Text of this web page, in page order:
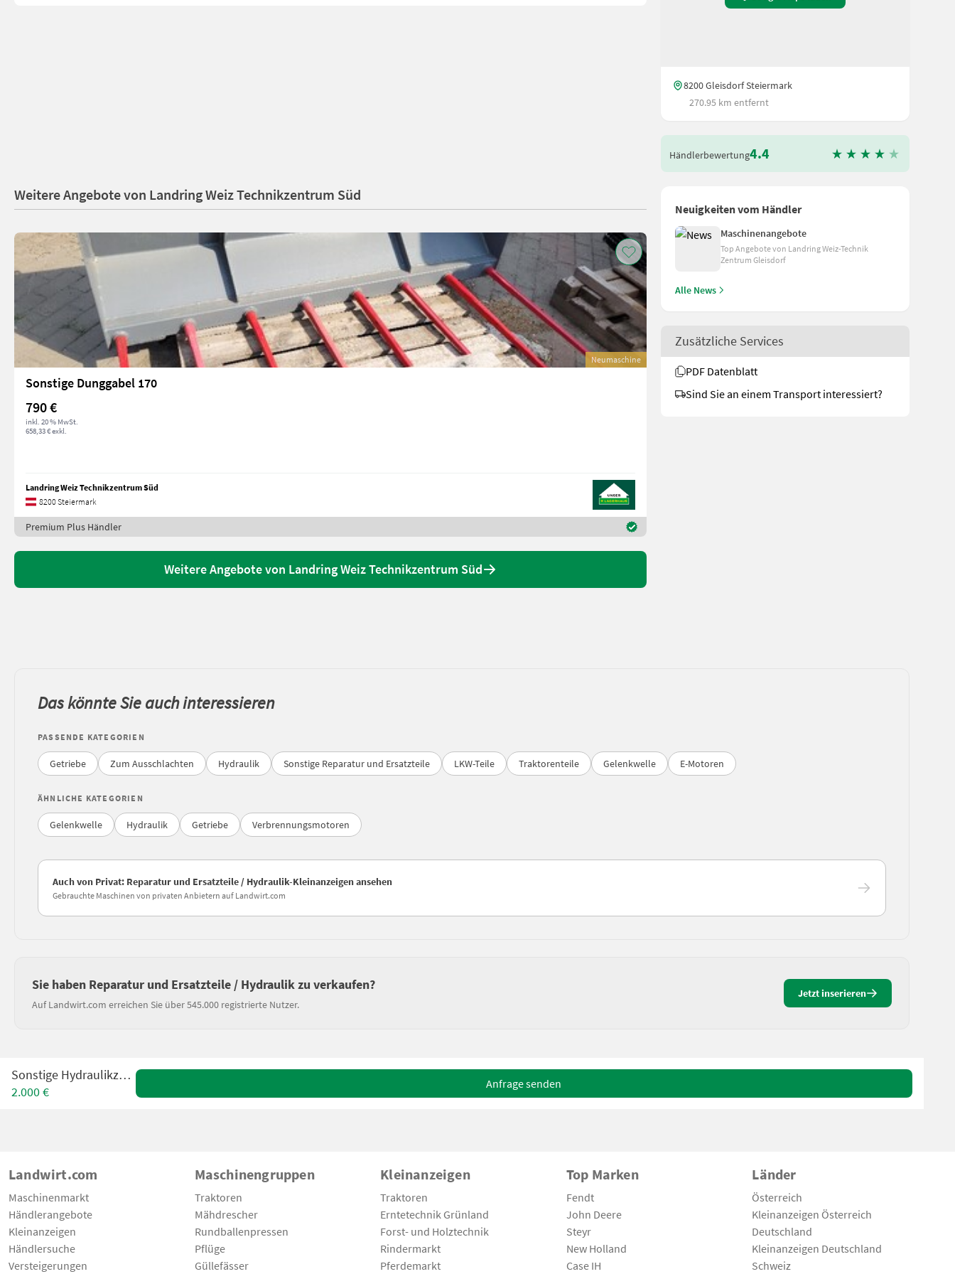
8200 Gleisdorf Steiermark
270.95 km entfernt
Händlerbewertung4.4
Neuigkeiten vom Händler
Maschinenangebote
Top Angebote von Landring Weiz-Technik
Zentrum Gleisdorf
Alle News
Zusätzliche Services
PDF Datenblatt
Sind Sie an einem Transport interessiert?
Weitere Angebote von Landring Weiz Technikzentrum Süd
Neumaschine
Sonstige Dunggabel 170
790 €
inkl. 20 % MwSt.
658,33 € exkl.
Landring Weiz Technikzentrum Süd
8200 Steiermark
Premium Plus Händler
Stiga XHT 240 4WD
Weitere Angebote von Landring Weiz Technikzentrum Süd
Das könnte Sie auch interessieren
PASSENDE KATEGORIEN
Getriebe Zum Ausschlachten Hydraulik Sonstige Reparatur und Ersatzteile LKW-Teile Traktorenteile Gelenkwelle E-Motoren
ÄHNLICHE KATEGORIEN
Gelenkwelle Hydraulik Getriebe Verbrennungsmotoren
Auch von Privat: Reparatur und Ersatzteile / Hydraulik-Kleinanzeigen ansehen
Gebrauchte Maschinen von privaten Anbietern auf Landwirt.com
Sie haben Reparatur und Ersatzteile / Hydraulik zu verkaufen?
Auf Landwirt.com erreichen Sie über 545.000 registrierte Nutzer.
Jetzt inserieren
Sonstige Hydraulikzylinder
2.000 €
Anfrage senden
Landwirt.com
Maschinenmarkt
Händlerangebote
Kleinanzeigen
Händlersuche
Versteigerungen
Maschinengruppen
Traktoren
Mähdrescher
Rundballenpressen
Pflüge
Güllefässer
Kleinanzeigen
Traktoren
Erntetechnik Grünland
Forst- und Holztechnik
Rindermarkt
Pferdemarkt
Top Marken
Fendt
John Deere
Steyr
New Holland
Case IH
Länder
Österreich
Kleinanzeigen Österreich
Deutschland
Kleinanzeigen Deutschland
Schweiz